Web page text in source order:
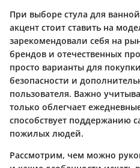
При выборе стула для
акцент стоит ставить на
зарекомендовали себя на
брендов и отечественных
просто варианты для
безопасности и
пользователя. Важно
только облегчает
способствует поддержанию
пожилых людей.
Рассмотрим, чем можно